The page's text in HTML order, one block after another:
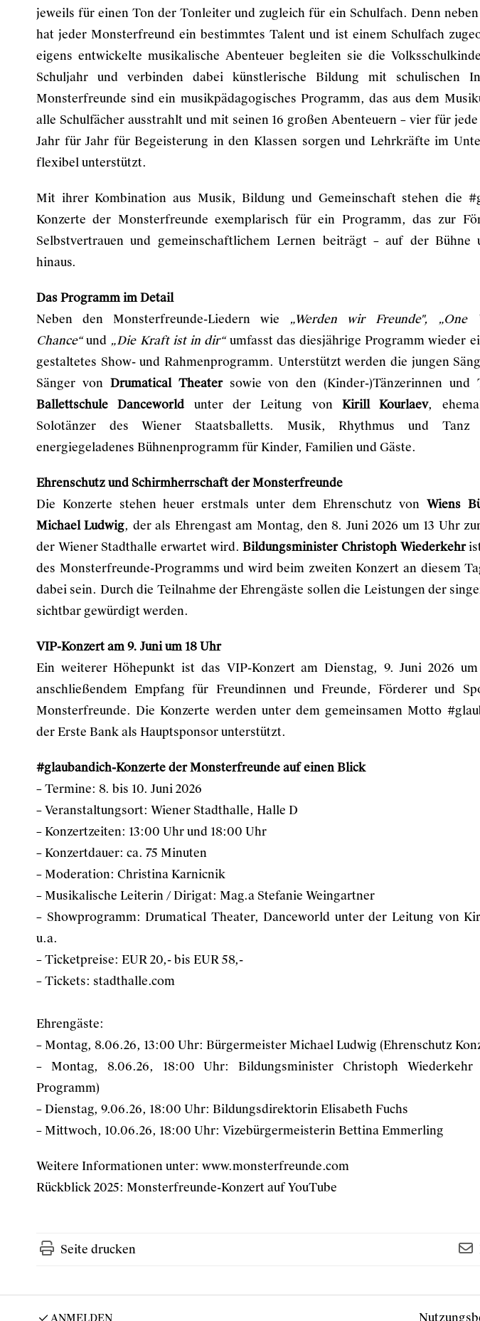
jeweils für einen Ton der Tonleiter und zugleich für ein Schulfach. Denn
hat jeder Monsterfreund ein bestimmtes Talent und ist einem Schulfach
eigens entwickelte musikalische Abenteuer begleiten sie die
Schuljahr und verbinden dabei künstlerische Bildung mit schulischen
Monsterfreunde sind ein musikpädagogisches Programm, das aus dem
alle Schulfächer ausstrahlt und mit seinen 16 großen Abenteuern – vier für jede
Jahr für Jahr für Begeisterung in den Klassen sorgen und Lehrkräfte im
flexibel unterstützt.
Mit ihrer Kombination aus Musik, Bildung und Gemeinschaft stehen die
Konzerte der Monsterfreunde exemplarisch für ein Programm, das zur
Selbstvertrauen und gemeinschaftlichem Lernen beiträgt – auf der Bühne
hinaus.
Das Programm im Detail
Neben den Monsterfreunde-Liedern wie „Werden wir Freunde", „One
Chance“und „Die Kraft ist in dir“umfasst das diesjährige Programm wieder
gestaltetes Show- und Rahmenprogramm. Unterstützt werden die jungen
Sänger von Drumatical Theatersowie von den (Kinder-)Tänzerinnen und
Ballettschule Danceworldunter der Leitung von Kirill Kourlaev,
Solotänzer des Wiener Staatsballetts. Musik, Rhythmus und
energiegeladenes Bühnenprogramm für Kinder, Familien und Gäste.
Ehrenschutz und Schirmherrschaft der Monsterfreunde
Die Konzerte stehen heuer erstmals unter dem Ehrenschutz vonWiens
Michael Ludwig, der als Ehrengast am Montag, den 8. Juni 2026 um 13 Uhr
der Wiener Stadthalle erwartet wird.Bildungsminister Christoph Wiederkehr
des Monsterfreunde-Programms und wird beim zweiten Konzert an diesem
dabei sein. Durch die Teilnahme der Ehrengäste sollen die Leistungen der
sichtbar gewürdigt werden.
VIP-Konzert am 9. Juni um 18 Uhr
Ein weiterer Höhepunkt ist das VIP-Konzert am Dienstag, 9. Juni 2026
anschließendem Empfang für Freundinnen und Freunde, Förderer und
Monsterfreunde. Die Konzerte werden unter dem gemeinsamen Motto
der Erste Bank als Hauptsponsor unterstützt.
#glaubandich-Konzerte der Monsterfreunde auf einen Blick
– Termine: 8. bis 10. Juni 2026
– Veranstaltungsort: Wiener Stadthalle, Halle D
– Konzertzeiten: 13:00 Uhr und 18:00 Uhr
– Konzertdauer: ca. 75 Minuten
– Moderation: Christina Karnicnik
– Musikalische Leiterin / Dirigat: Mag.a Stefanie Weingartner
– Showprogramm: Drumatical Theater, Danceworld unter der Leitung von
u.a.
– Ticketpreise: EUR 20,- bis EUR 58,-
– Tickets: stadthalle.com
Ehrengäste:
– Montag, 8.06.26, 13:00 Uhr: Bürgermeister Michael Ludwig (Ehrenschutz
– Montag, 8.06.26, 18:00 Uhr: Bildungsminister Christoph Wiederkehr
Programm)
– Dienstag, 9.06.26, 18:00 Uhr: Bildungsdirektorin Elisabeth Fuchs
– Mittwoch, 10.06.26, 18:00 Uhr: Vizebürgermeisterin Bettina Emmerling
Weitere Informationen unter: www.monsterfreunde.com
Rückblick 2025: Monsterfreunde-Konzert auf YouTube
Seite drucken
ANMELDEN